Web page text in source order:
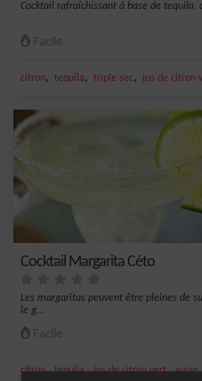
Cocktail rafraîchissant à base de tequila,
Facile
citron, tequila, triple sec, jus de citron
Cocktail Margarita Céto
Les margaritas peuvent être pleines de
le g...
Facile
citron,tequila,jus de citron vert,sucre